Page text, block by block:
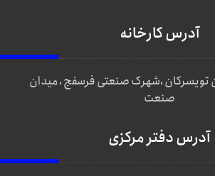
آدرس کارخانه
تویسرکان ،شهرک صنعتی فرسفج ، میدان
صنعت
آدرس دفتر مرکزی